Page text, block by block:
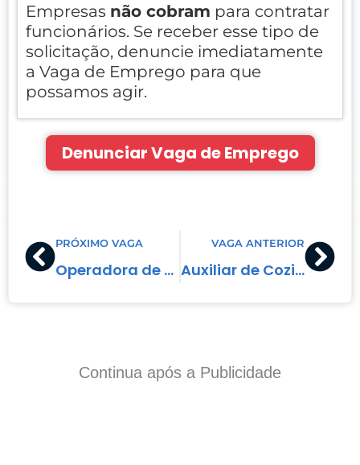
Empresas não cobram para contratar
funcionários. Se receber esse tipo de
solicitação, denuncie imediatamente
a Vaga de Emprego para que
possamos agir.
Denunciar Vaga de Emprego
Prev
PRÓXIMO VAGA
Operadora de Caixa
VAGA ANTERIOR
Auxiliar de Cozinha
Continua após a Publicidade